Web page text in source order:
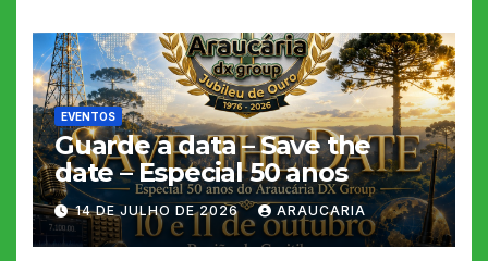
EVENTOS
Guarde a data – Save the
date – Especial 50 anos
14 DE JULHO DE 2026 ARAUCARIA